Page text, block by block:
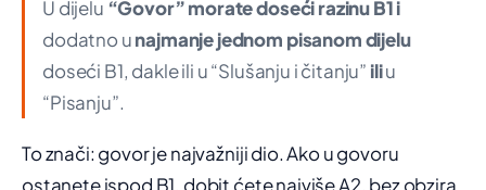
U dijelu “Govor” morate doseći razinu B1i
dodatno unajmanje jednom pisanom dijelu
doseći B1, dakle ili u “Slušanju i čitanju” iliu
“Pisanju”.
To znači: govor je najvažniji dio. Ako u govoru
ostanete ispod B1, dobit ćete najviše A2, bez obzira